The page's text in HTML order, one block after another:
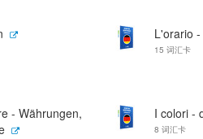
L'orario
15 词汇卡
- Währungen,
I colori -
8 词汇卡